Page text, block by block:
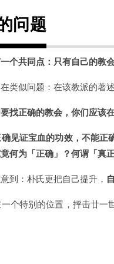
问题
个共同点：只有自己的教
类似问题：在该教派的著
找正确的教会，你们应该
见证宝血的功效，不能
何为「正确」？何谓「真
到：朴氏更把自己提升，
个特别的位置，抨击廿